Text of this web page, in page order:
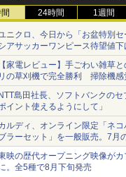
24時間 1週間
ニクロ、今日から「お盆特別
アサッカーワンピース待望値下
ョーツは1990円に
家電レビュー】手ごわい雑草と
の草刈機で完全勝利 掃除機感
島田社長、ソフトバンクのセ
イント使えるようにして」
ルディ、オンライン限定「ネコ
ラーセット」を一般販売。7月
選無効分
映の歴代オープニング映像がカ
。全5種で8月下旬発売